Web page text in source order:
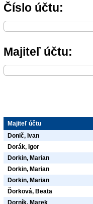
Číslo účtu:
Majiteľ účtu:
Majiteľ účtu
Donič, Ivan
Dorák, Igor
Dorkin, Marian
Dorkin, Marian
Dorkin, Marian
Ďorková, Beata
Dorník, Marek